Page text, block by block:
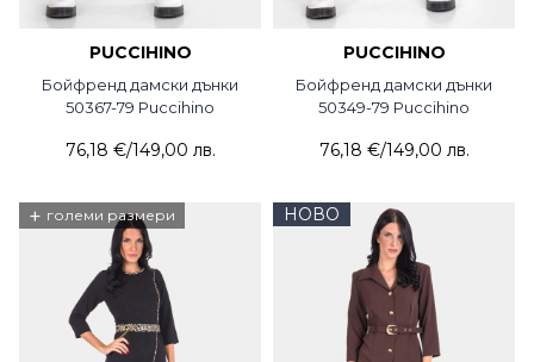
PUCCIHINO
Бойфренд дамски дънки
50367-79 Puccihino
76,18 €/149,00 лв.
PUCCIHINO
Бойфренд дамски дънки
50349-79 Puccihino
76,18 €/149,00 лв.
+ големи размери НОВО